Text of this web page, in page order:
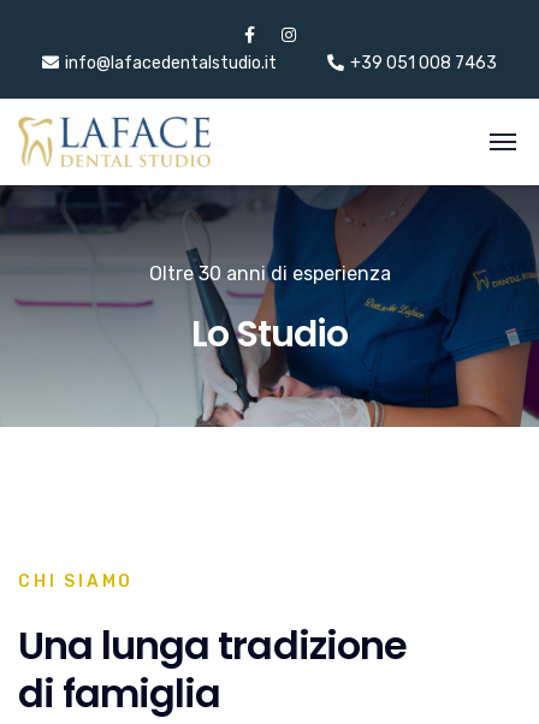
info@lafacedentalstudio.it +39 051 008 7463
Oltre 30 anni di esperienza
Lo Studio
CHI SIAMO
Una lunga tradizione
di famiglia